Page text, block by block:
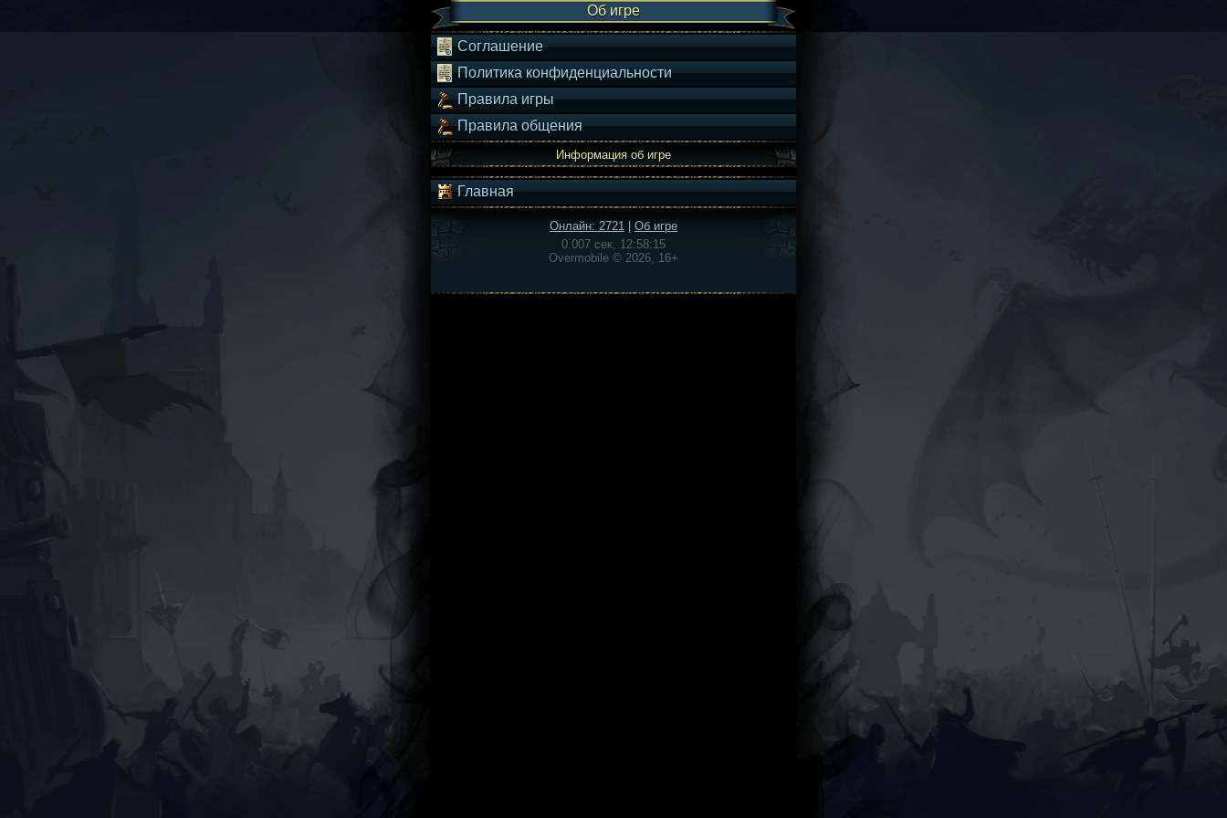
Об игре
Соглашение
Политика конфиденциальности
Правила игры
Правила общения
Информация об игре
Главная
Онлайн: 2721
Об игре
0.007 сек, 12:58:15
Overmobile © 2026, 16+